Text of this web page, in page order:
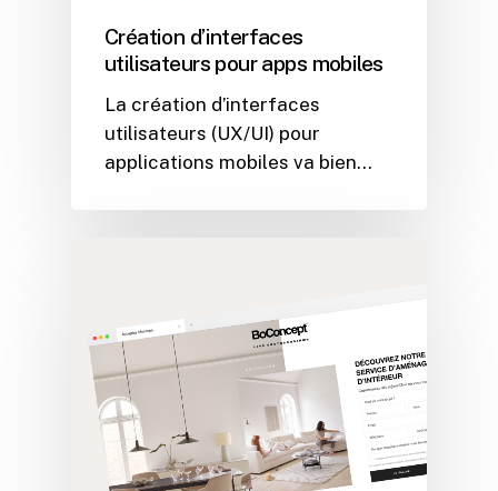
Création d’interfaces
utilisateurs pour apps mobiles
La création d’interfaces
utilisateurs (UX/UI) pour
applications mobiles va bien…